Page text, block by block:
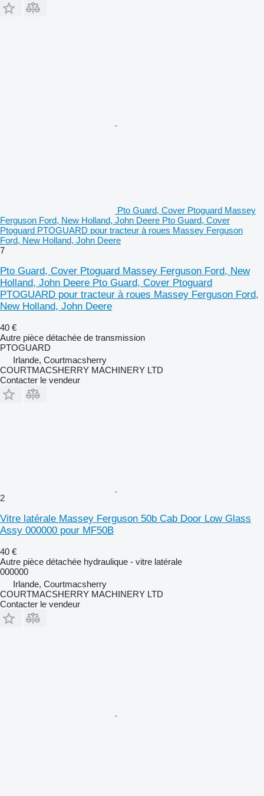
Pto Guard, Cover Ptoguard Massey
Ferguson Ford, New Holland, John Deere Pto Guard, Cover
Ptoguard PTOGUARD pour tracteur à roues Massey Ferguson
Ford, New Holland, John Deere
7
Pto Guard, Cover Ptoguard Massey Ferguson Ford, New
Holland, John Deere Pto Guard, Cover Ptoguard
PTOGUARD pour tracteur à roues Massey Ferguson Ford,
New Holland, John Deere
40 €
Autre pièce détachée de transmission
PTOGUARD
Irlande, Courtmacsherry
COURTMACSHERRY MACHINERY LTD
Contacter le vendeur
2
Vitre latérale Massey Ferguson 50b Cab Door Low Glass
Assy 000000 pour MF50B
40 €
Autre pièce détachée hydraulique - vitre latérale
000000
Irlande, Courtmacsherry
COURTMACSHERRY MACHINERY LTD
Contacter le vendeur